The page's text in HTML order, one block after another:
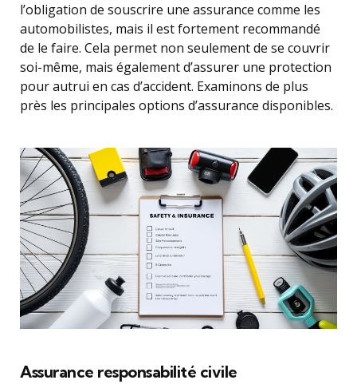
l’obligation de souscrire une assurance comme les
automobilistes, mais il est fortement recommandé
de le faire. Cela permet non seulement de se couvrir
soi-même, mais également d’assurer une protection
pour autrui en cas d’accident. Examinons de plus
près les principales options d’assurance disponibles.
Assurance responsabilité civile